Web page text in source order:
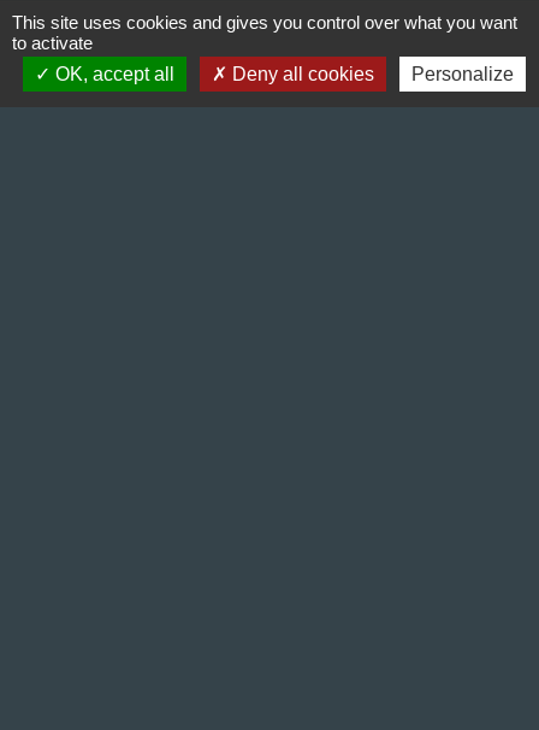
+33 4 74 20 53 44
Contact par formulaire
Lundi : 10:00 - 12:00
This site uses cookies and gives you control over what you want
to activate
OK, accept all
Deny all cookies Personalize